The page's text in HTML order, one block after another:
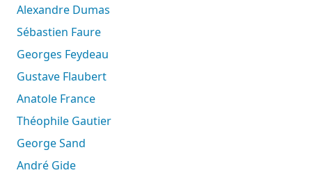
Alexandre Dumas
Sébastien Faure
Georges Feydeau
Gustave Flaubert
Anatole France
Théophile Gautier
George Sand
André Gide